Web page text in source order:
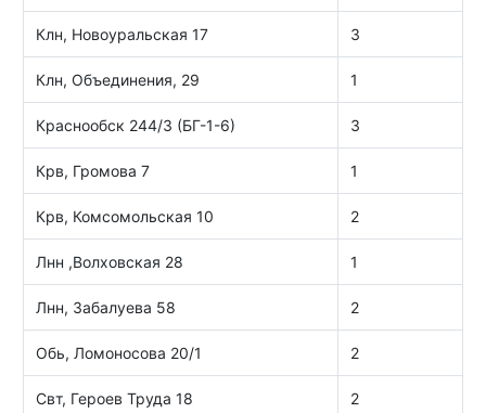
Клн, Новоуральская 17 3
Клн, Объединения, 29 1
Краснообск 244/3 (БГ-1-6) 3
Крв, Громова 7 1
Крв, Комсомольская 10 2
Лнн ,Волховская 28 1
Лнн, Забалуева 58 2
Обь, Ломоносова 20/1 2
Свт, Героев Труда 18 2